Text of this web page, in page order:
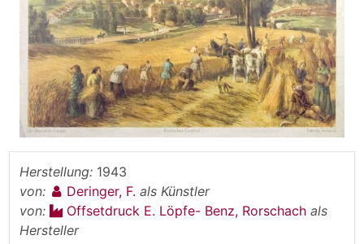
Herstellung: 1943
von:
Deringer, F. als Künstler
von:
Offsetdruck E. Löpfe- Benz, Rorschach als
Hersteller